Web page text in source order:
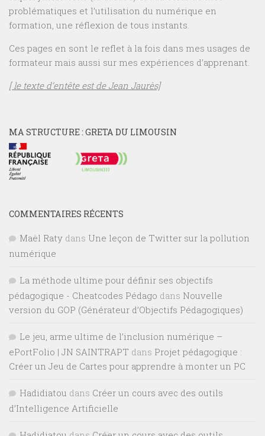
problématiques et l’utilisation du numérique en
formation, une réflexion de tous instants.
Ces pages en sont le reflet à la fois dans mes usages de
formateur mais aussi sur mes expériences d’apprenant.
[ le texte d’entête est de Jean Jaurès]
MA STRUCTURE : GRETA DU LIMOUSIN
COMMENTAIRES RÉCENTS
Maël Raty dans Une leçon de Twitter sur la pollution
numérique
La méthode ultime pour définir ses objectifs
pédagogique - Cheatcodes Pédago dans Nouvelle
version du GOP (Générateur d’Objectifs Pédagogiques)
Le jeu, arme ultime de l’inclusion numérique –
ePortFolio | JN SAINTRAPT dans Projet pédagogique :
Créer un Jeu de Cartes pour apprendre à monter un PC
Hadidiatou dans Créer un cours avec des outils
d’Intelligence Artificielle